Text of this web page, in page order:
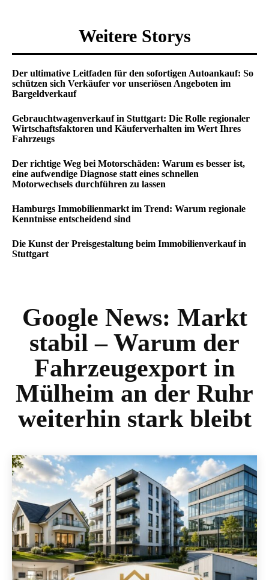
Weitere Storys
Der ultimative Leitfaden für den sofortigen Autoankauf: So
schützen sich Verkäufer vor unseriösen Angeboten im
Bargeldverkauf
Gebrauchtwagenverkauf in Stuttgart: Die Rolle regionaler
Wirtschaftsfaktoren und Käuferverhalten im Wert Ihres
Fahrzeugs
Der richtige Weg bei Motorschäden: Warum es besser ist,
eine aufwendige Diagnose statt eines schnellen
Motorwechsels durchführen zu lassen
Hamburgs Immobilienmarkt im Trend: Warum regionale
Kenntnisse entscheidend sind
Die Kunst der Preisgestaltung beim Immobilienverkauf in
Stuttgart
Google News: Markt
stabil – Warum der
Fahrzeugexport in
Mülheim an der Ruhr
weiterhin stark bleibt